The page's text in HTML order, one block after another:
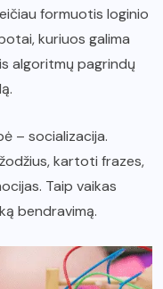
formuotis loginio
kuriuos galima
algoritmų pagrindų
– socializacija.
kartoti frazes,
Taip vaikas
bendravimą.